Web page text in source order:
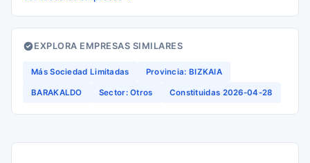
EXPLORA EMPRESAS SIMILARES
Más Sociedad Limitadas Provincia: BIZKAIA
BARAKALDO Sector: Otros Constituidas 2026-04-28